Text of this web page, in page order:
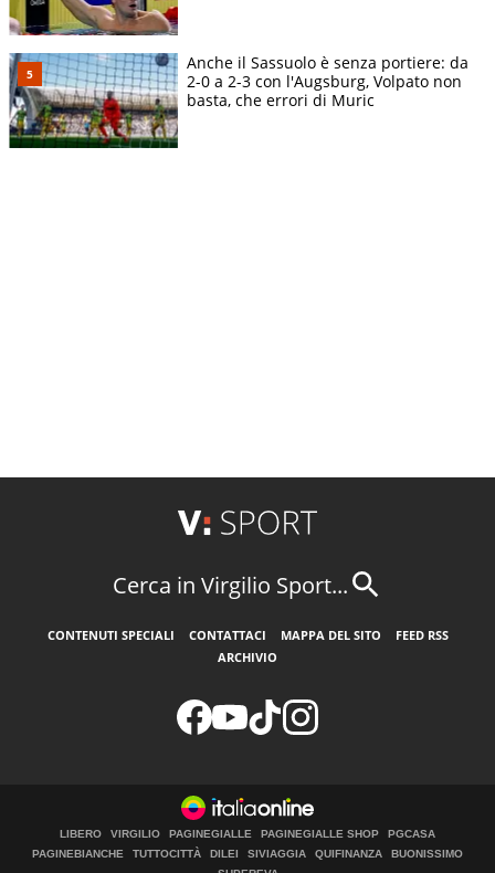
Anche il Sassuolo è senza portiere: da
2-0 a 2-3 con l'Augsburg, Volpato non
basta, che errori di Muric
Cerca in Virgilio Sport...
CONTENUTI SPECIALI CONTATTACI MAPPA DEL SITO
FEED RSS
ARCHIVIO
LIBERO VIRGILIO PAGINEGIALLE PAGINEGIALLE SHOP
PGCASA
PAGINEBIANCHE
TUTTOCITTÀ DILEI SIVIAGGIA QUIFINANZA
BUONISSIMO